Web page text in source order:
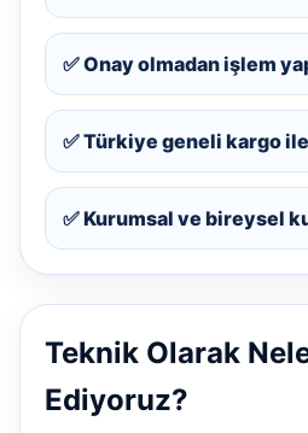
✅ Onay olmadan işlem
✅ Türkiye geneli kargo
✅ Kurumsal ve bireysel
Teknik Olarak
Ediyoruz?